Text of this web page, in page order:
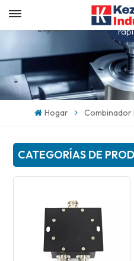
Español
English
Hogar Combinador
CATEGORÍAS DE